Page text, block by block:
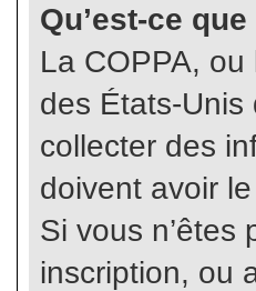
Qu’est-ce
La COPPA, ou
des États-
collecter des
doivent avoir
Si vous n’êtes
inscription, ou